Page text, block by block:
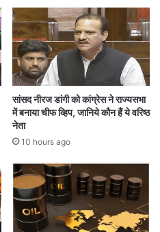
सांसद नीरज डांगी को कांग्रेस ने राज्यसभा
में बनाया चीफ व्हिप, जानिये कौन हैं ये वरिष्ठ
नेता
10 hours ago